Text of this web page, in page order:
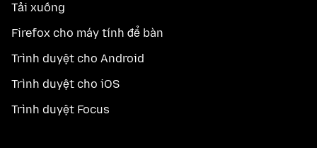
Tải xuống
Firefox cho máy tính để bàn
Trình duyệt cho Android
Trình duyệt cho iOS
Trình duyệt Focus